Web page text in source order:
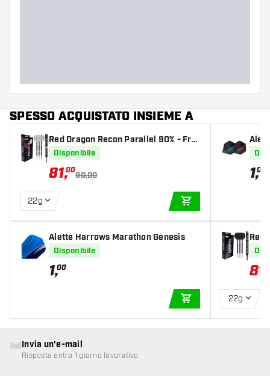
SPESSO ACQUISTATO INSIEME A
Red Dragon Recon Parallel 90% - Fre
ccette Steel Darts
Disponibile
81,00
90,00
22g
Alette Harrows Marathon Genesis
Disponibile
1,00
AGGIUNGI AL
1,05
Red
81
22g
Invia un'e-mail
Risposta entro 1 giorno lavorativo